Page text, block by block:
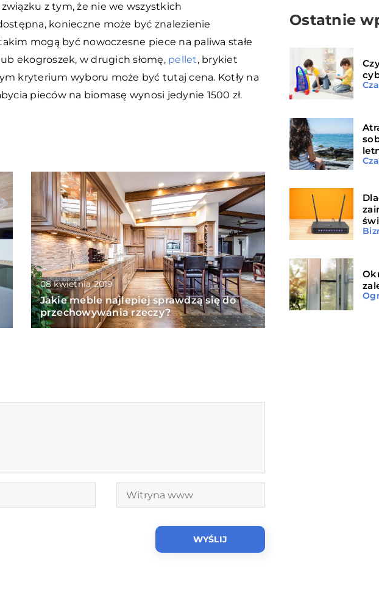
z tym, że nie we wszystkich
konieczne może być znalezienie
mogą być nowoczesne piece na paliwa stałe
ekogroszek, w drugich słomę, pellet, brykiet
kryterium wyboru może być tutaj cena. Kotły na
pieców na biomasę wynosi jedynie 1500 zł.
08 kwietnia 2019
Jakie meble najlepiej sprawdzą się do
przechowywania rzeczy?
Ostatnie